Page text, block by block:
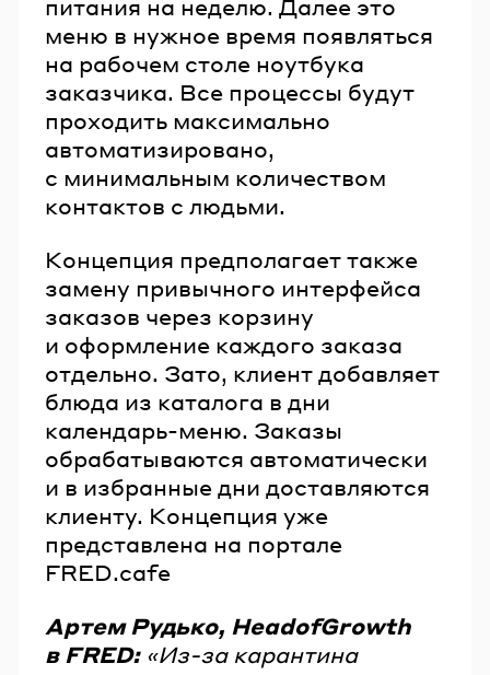
питания на неделю. Далее это
меню в нужное время появляться
на рабочем столе ноутбука
заказчика. Все процессы будут
проходить максимально
автоматизировано,
с минимальным количеством
контактов с людьми.
Концепция предполагает также
замену привычного интерфейса
заказов через корзину
и оформление каждого заказа
отдельно. Зато, клиент добавляет
блюда из каталога в дни
календарь-меню. Заказы
обрабатываются автоматически
и в избранные дни доставляются
клиенту. Концепция уже
представлена на портале
FRED.cafe
Артем Рудько, HeadofGrowth
в FRED: «Из-за карантина